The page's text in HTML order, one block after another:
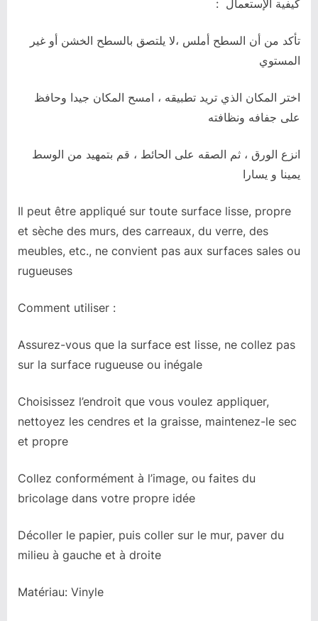
: كيفية الإستعمال
تأكد من أن السطح أملس ،لا يلتصق بالسطح الخشن أو غير
المستوي
اختر المكان الذي تريد تطبيقه ، امسح المكان جيدا وحافظ
على جفافه ونظافته
انزع الورق ، ثم الصقه على الحائط ، قم بتمهيد من الوسط
يمينا و يسارا
Il peut être appliqué sur toute surface lisse, propre
et sèche des murs, des carreaux, du verre, des
meubles, etc., ne convient pas aux surfaces sales ou
rugueuses
Comment utiliser :
Assurez-vous que la surface est lisse, ne collez pas
sur la surface rugueuse ou inégale
Choisissez l’endroit que vous voulez appliquer,
nettoyez les cendres et la graisse, maintenez-le sec
et propre
Collez conformément à l’image, ou faites du
bricolage dans votre propre idée
Décoller le papier, puis coller sur le mur, paver du
milieu à gauche et à droite
Matériau: Vinyle